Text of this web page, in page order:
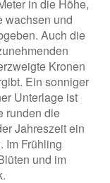
in die Höhe,
wachsen und
Auch die
Kronen
Ein sonniger
Unterlage ist
runden die
Jahreszeit ein
Im Frühling
und im